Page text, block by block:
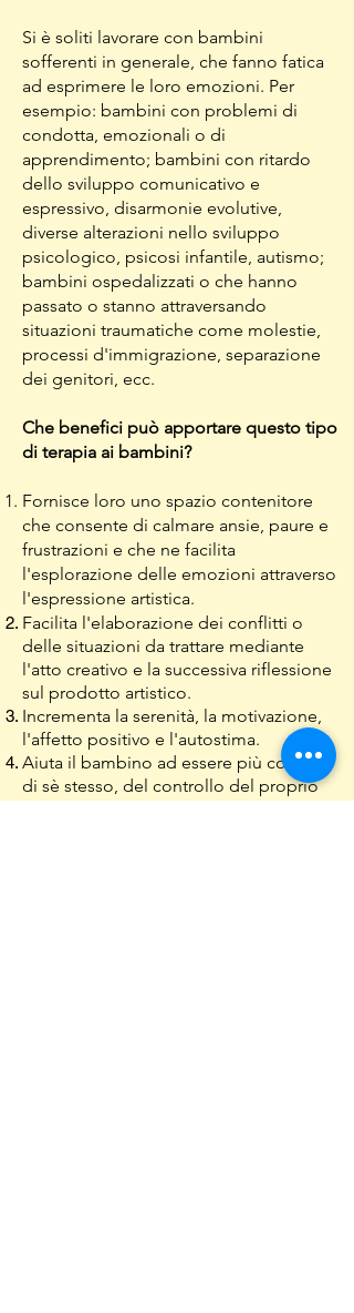
Si è soliti lavorare con bambini
sofferenti in generale, che fanno fatica
ad esprimere le loro emozioni. Per
esempio: bambini con problemi di
condotta, emozionali o di
apprendimento; bambini con ritardo
dello sviluppo comunicativo e
espressivo, disarmonie evolutive,
diverse alterazioni nello sviluppo
psicologico, psicosi infantile, autismo;
bambini ospedalizzati o che hanno
passato o stanno attraversando
situazioni traumatiche come molestie,
processi d'immigrazione, separazione
dei genitori, ecc.
Che benefici può apportare questo tipo
di terapia ai bambini?
Fornisce loro uno spazio contenitore
che consente di calmare ansie, paure e
frustrazioni e che ne facilita
l'esplorazione delle emozioni attraverso
l'espressione artistica.
Facilita l'elaborazione dei conflitti o
delle situazioni da trattare mediante
l'atto creativo e la successiva riflessione
sul prodotto artistico.
Incrementa la serenità, la motivazione,
l'affetto positivo e l'autostima.
Aiuta il bambino ad essere più conscio
di sè stesso, del controllo del proprio